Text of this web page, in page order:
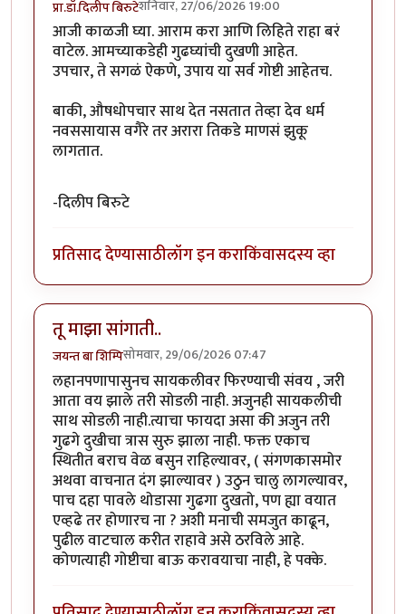
प्रा.डॉ.दिलीप बिरुटेशनिवार, 27/06/2026 19:00
आजी काळजी घ्या. आराम करा आणि लिहिते राहा बरं
वाटेल. आमच्याकडेही गुढघ्यांची दुखणी आहेत.
उपचार, ते सगळं ऐकणे, उपाय या सर्व गोष्टी आहेतच.
बाकी, औषधोपचार साथ देत नसतात तेव्हा देव धर्म
नवससायास वगैरे तर अरारा तिकडे माणसं झुकू
लागतात.
-दिलीप बिरुटे
प्रतिसाद देण्यासाठीलॉग इन कराकिंवासदस्य व्हा
तू माझा सांगाती..
जयन्त बा शिम्पिसोमवार, 29/06/2026 07:47
लहानपणापासुनच सायकलीवर फिरण्याची संवय , जरी
आता वय झाले तरी सोडली नाही. अजुनही सायकलीची
साथ सोडली नाही.त्याचा फायदा असा की अजुन तरी
गुढगे दुखीचा त्रास सुरु झाला नाही. फक्त एकाच
स्थितीत बराच वेळ बसुन राहिल्यावर, ( संगणकासमोर
अथवा वाचनात दंग झाल्यावर ) उठुन चालु लागल्यावर,
पाच दहा पावले थोडासा गुढगा दुखतो, पण ह्या वयात
एव्हढे तर होणारच ना ? अशी मनाची समजुत काढून,
पुढील वाटचाल करीत राहावे असे ठरविले आहे.
कोणत्याही गोष्टीचा बाऊ करावयाचा नाही, हे पक्के.